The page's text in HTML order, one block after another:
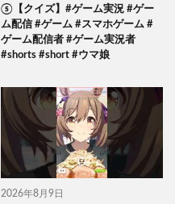
⑤【クイズ】#ゲーム実況 #ゲー
ム配信 #ゲーム #スマホゲーム #
ゲーム配信者 #ゲーム実況者
#shorts #short #ウマ娘
2026年8月9日